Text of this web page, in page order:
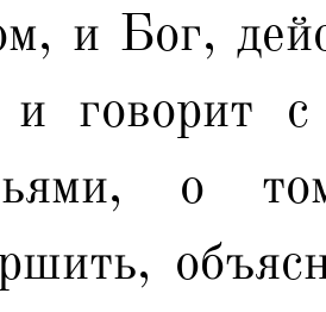
и Бог,
говорит
о